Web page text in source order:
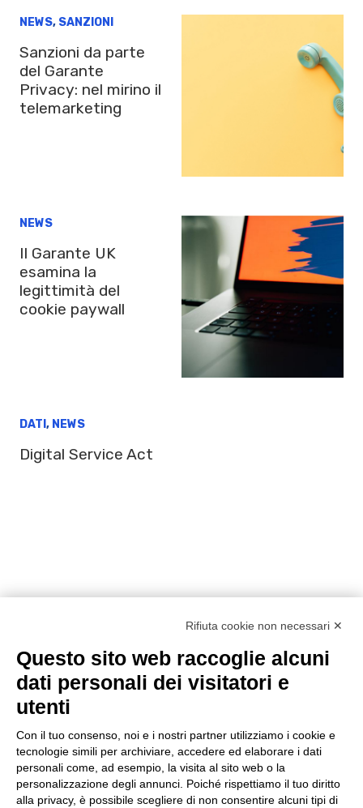
NEWS, SANZIONI
Sanzioni da parte
del Garante
Privacy: nel mirino il
telemarketing
NEWS
Il Garante UK
esamina la
legittimità del
cookie paywall
DATI , NEWS
Digital Service Act
28 gennaio: Data
Privacy Day
Rifiuta cookie non necessari ✕
Questo sito web raccoglie alcuni
dati personali dei visitatori e
utenti
Con il tuo consenso, noi e i nostri partner utilizziamo i cookie e
tecnologie simili per archiviare, accedere ed elaborare i dati
personali come, ad esempio, la visita al sito web o la
personalizzazione degli annunci. Poiché rispettiamo il tuo diritto
alla privacy, è possibile scegliere di non consentire alcuni tipi di